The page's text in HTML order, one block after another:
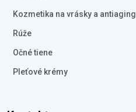
Kozmetika na vrásky a antiaging
Rúže
Očné tiene
Pleťové krémy